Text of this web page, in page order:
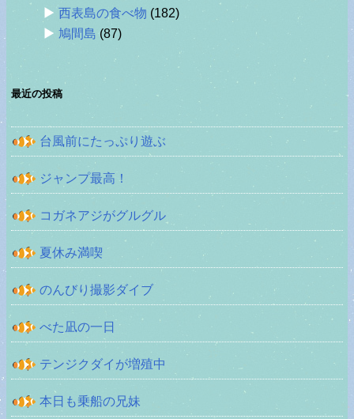
西表島の食べ物 (182)
鳩間島 (87)
最近の投稿
台風前にたっぷり遊ぶ
ジャンプ最高！
コガネアジがグルグル
夏休み満喫
のんびり撮影ダイブ
べた凪の一日
テンジクダイが増殖中
本日も乗船の兄妹